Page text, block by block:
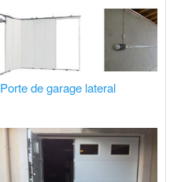
Porte de garage lateral